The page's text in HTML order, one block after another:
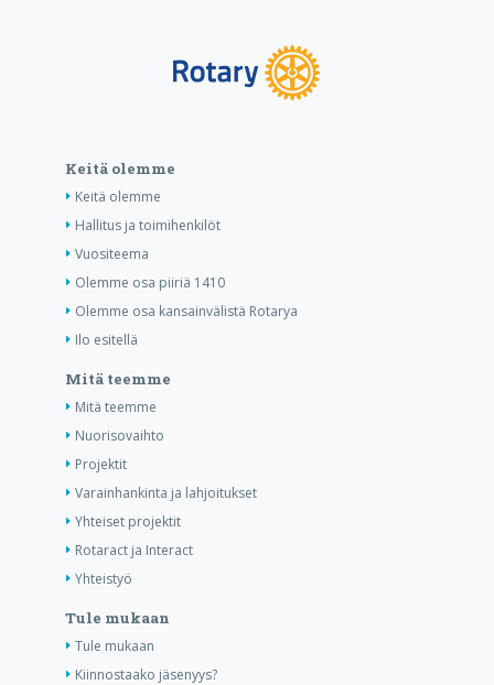
Keitä olemme
Keitä olemme
Hallitus ja toimihenkilöt
Vuositeema
Olemme osa piiriä 1410
Olemme osa kansainvälistä Rotarya
Ilo esitellä
Mitä teemme
Mitä teemme
Nuorisovaihto
Projektit
Varainhankinta ja lahjoitukset
Yhteiset projektit
Rotaract ja Interact
Yhteistyö
Tule mukaan
Tule mukaan
Kiinnostaako jäsenyys?